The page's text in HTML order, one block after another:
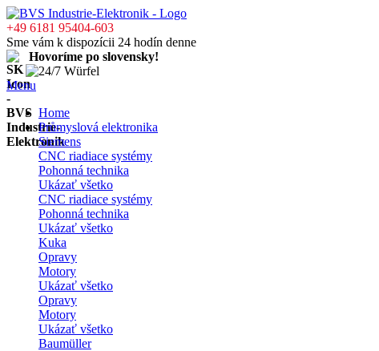
+49 6181 95404-603
Sme vám k dispozícii 24 hodín denne
Hovoríme po slovensky!
Menu
Home
Průmyslová elektronika
Siemens
CNC riadiace systémy
Pohonná technika
Ukázať všetko
CNC riadiace systémy
Pohonná technika
Ukázať všetko
Kuka
Opravy
Motory
Ukázať všetko
Opravy
Motory
Ukázať všetko
Baumüller